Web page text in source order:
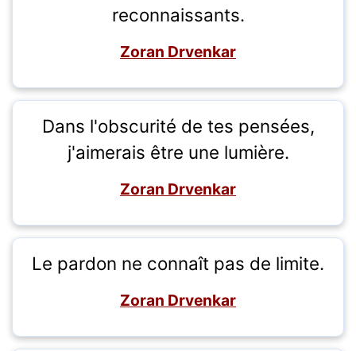
reconnaissants.
Zoran Drvenkar
Dans l'obscurité de tes pensées,
j'aimerais être une lumière.
Zoran Drvenkar
Le pardon ne connaît pas de limite.
Zoran Drvenkar